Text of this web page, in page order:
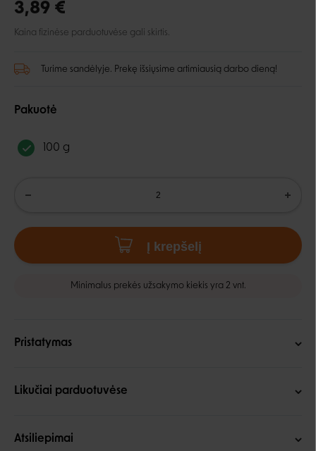
3,89 €
Kaina fizinėse parduotuvėse gali skirtis.
Turime sandėlyje. Prekę išsiųsime artimiausią darbo dieną!
Pakuotė
100 g
Į krepšelį
Minimalus prekės užsakymo kiekis yra 2 vnt.
Pristatymas
Likučiai parduotuvėse
Atsiliepimai